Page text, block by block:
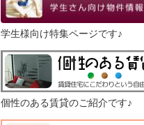
学生様向け特集ページです♪
個性のある賃貸のご紹介です♪